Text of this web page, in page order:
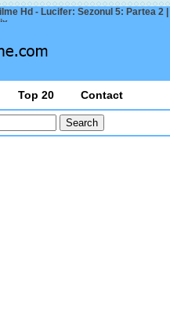
Hd - Lucifer: Sezonul 5: Partea 2 |
Top 20 Contact